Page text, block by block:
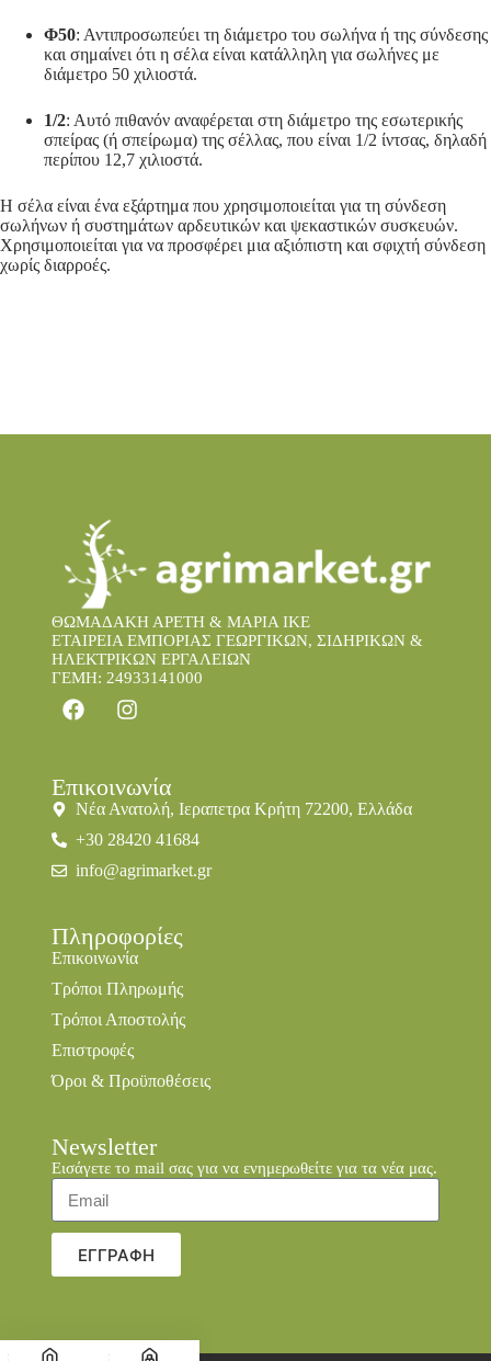
Φ50: Αντιπροσωπεύει τη διάμετρο του σωλήνα ή της σύνδεσης
και σημαίνει ότι η σέλα είναι κατάλληλη για σωλήνες με
διάμετρο 50 χιλιοστά.
1/2: Αυτό πιθανόν αναφέρεται στη διάμετρο της εσωτερικής
σπείρας (ή σπείρωμα) της σέλλας, που είναι 1/2 ίντσας, δηλαδή
περίπου 12,7 χιλιοστά.
Η σέλα είναι ένα εξάρτημα που χρησιμοποιείται για τη σύνδεση
σωλήνων ή συστημάτων αρδευτικών και ψεκαστικών συσκευών.
Χρησιμοποιείται για να προσφέρει μια αξιόπιστη και σφιχτή σύνδεση
χωρίς διαρροές.
ΘΩΜΑΔΑΚΗ ΑΡΕΤΗ & ΜΑΡΙΑ IKE
ΕΤΑΙΡΕΙΑ ΕΜΠΟΡΙΑΣ ΓΕΩΡΓΙΚΩΝ, ΣΙΔΗΡΙΚΩΝ &
ΗΛΕΚΤΡΙΚΩΝ ΕΡΓΑΛΕΙΩΝ
ΓΕΜΗ: 24933141000
Επικοινωνία
Νέα Ανατολή, Ιεραπετρα Κρήτη 72200, Ελλάδα
+30 28420 41684
info@agrimarket.gr
Πληροφορίες
Επικοινωνία
Τρόποι Πληρωμής
Τρόποι Αποστολής
Επιστροφές
Όροι & Προϋποθέσεις
Newsletter
Εισάγετε το mail σας για να ενημερωθείτε για τα νέα μας.
ΕΓΓΡΑΦΗ